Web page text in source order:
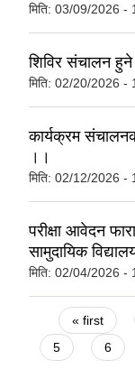
मिति: 03/09/2026 -
शिविर संचालन
मिति: 02/20/2026 -
कार्यक्रम
।।
मिति: 02/12/2026 -
परीक्षा आवेदन
सामुदायिक
मिति: 02/04/2026 -
Pages
« first
5
6